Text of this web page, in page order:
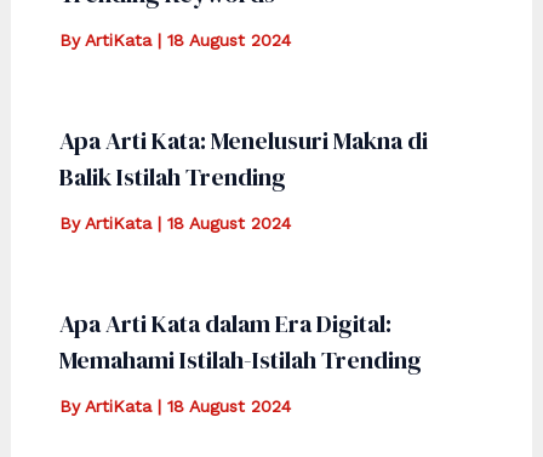
ByArtiKata | 18 August 2024
Apa Arti Kata: Menelusuri Makna di
Balik Istilah Trending
ByArtiKata | 18 August 2024
Apa Arti Kata dalam Era Digital:
Memahami Istilah-Istilah Trending
ByArtiKata | 18 August 2024